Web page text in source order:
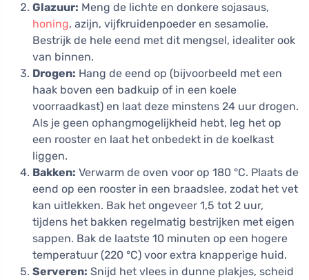
Glazuur: Meng de lichte en donkere sojasaus,
honing, azijn, vijfkruidenpoeder en sesamolie.
Bestrijk de hele eend met dit mengsel, idealiter ook
van binnen.
Drogen: Hang de eend op (bijvoorbeeld met een
haak boven een badkuip of in een koele
voorraadkast) en laat deze minstens 24 uur drogen.
Als je geen ophangmogelijkheid hebt, leg het op
een rooster en laat het onbedekt in de koelkast
liggen.
Bakken: Verwarm de oven voor op 180 °C. Plaats de
eend op een rooster in een braadslee, zodat het vet
kan uitlekken. Bak het ongeveer 1,5 tot 2 uur,
tijdens het bakken regelmatig bestrijken met eigen
sappen. Bak de laatste 10 minuten op een hogere
temperatuur (220 °C) voor extra knapperige huid.
Serveren: Snijd het vlees in dunne plakjes, scheid